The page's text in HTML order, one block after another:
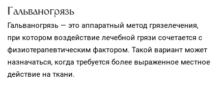
Гальваногрязь
Гальваногрязь — это аппаратный метод грязелечения,
при котором воздействие лечебной грязи сочетается с
физиотерапевтическим фактором. Такой вариант может
назначаться, когда требуется более выраженное местное
действие на ткани.